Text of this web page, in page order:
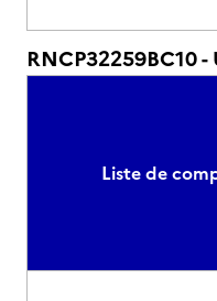
RNCP32259BC10
Liste de